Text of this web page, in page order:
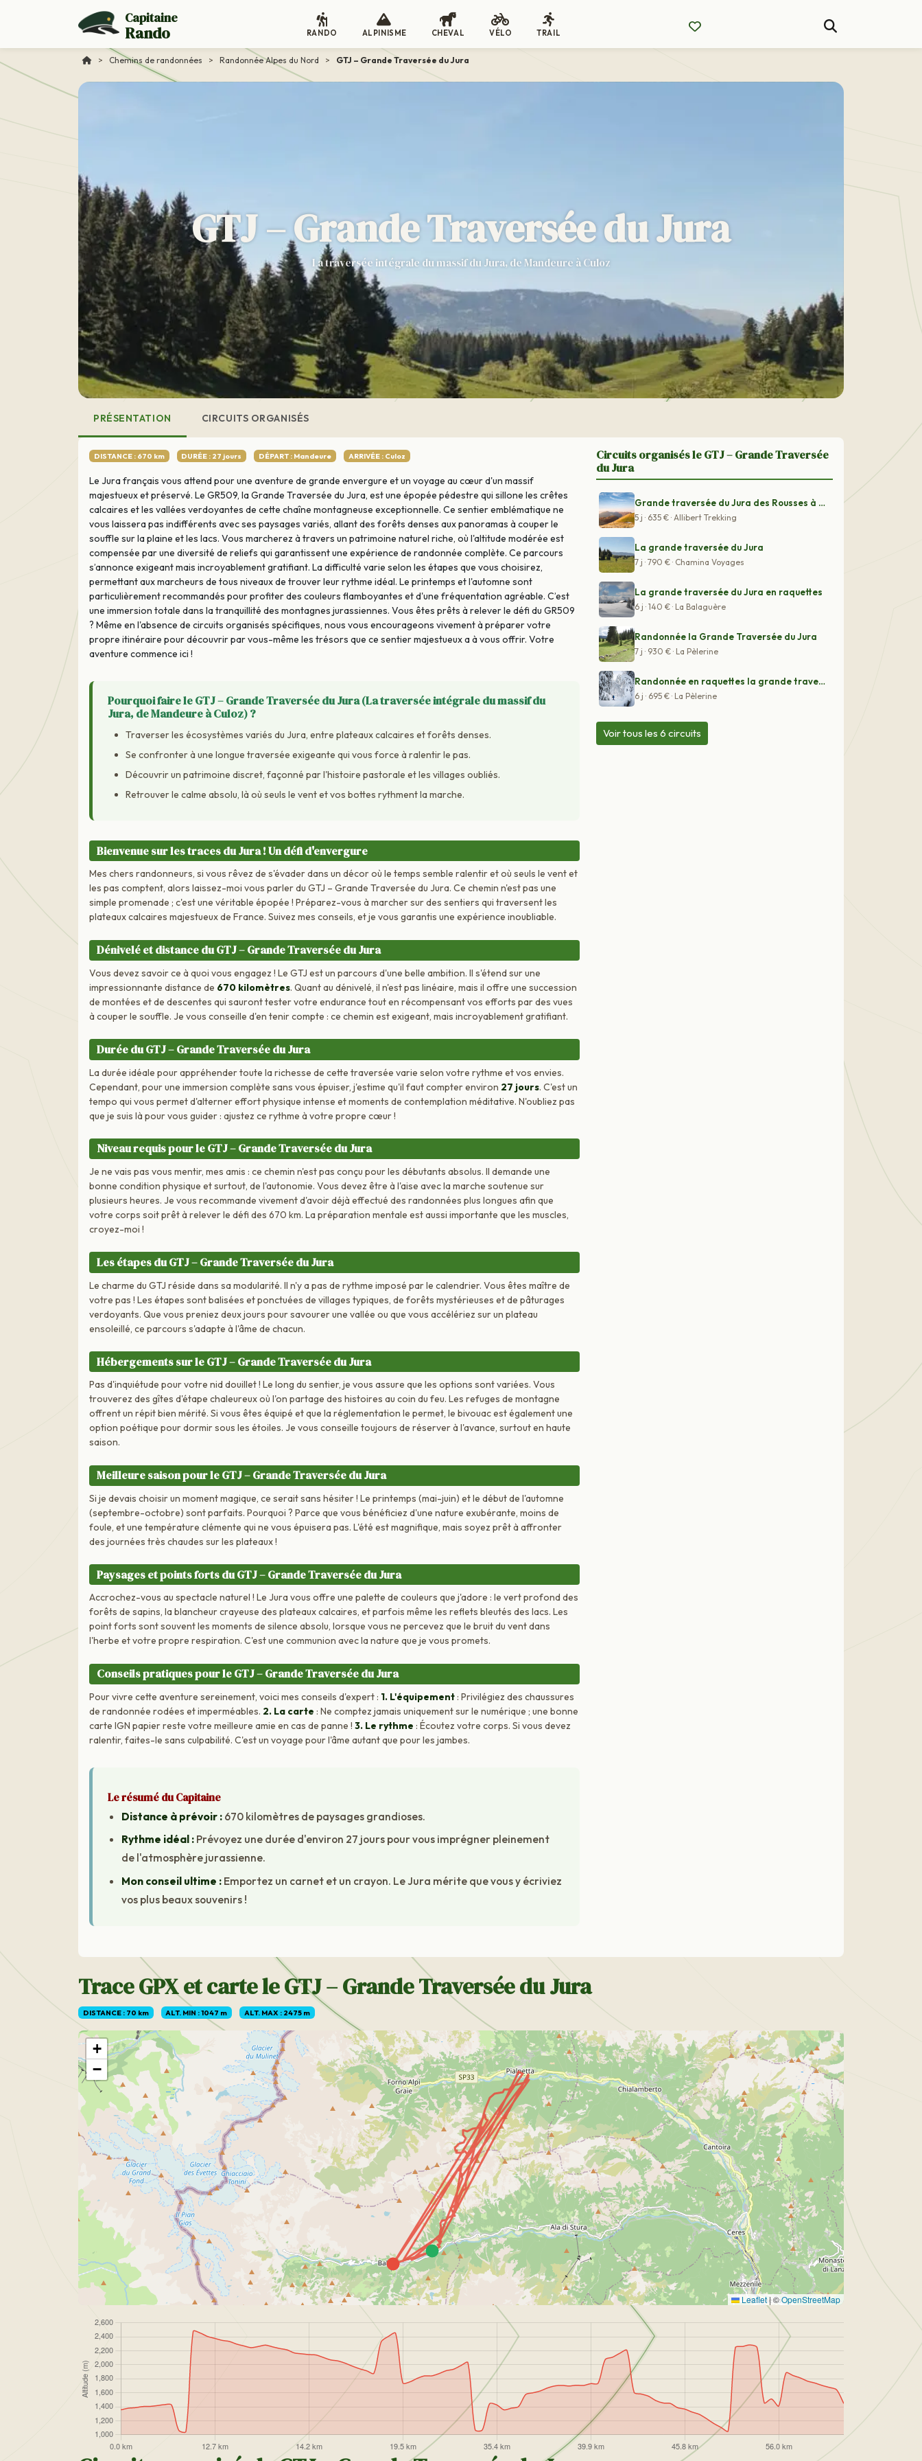
Capitaine
Rando RANDO ALPINISME CHEVAL VÉLO TRAIL
> Chemins de randonnées > Randonnée Alpes du Nord > GTJ – Grande Traversée du Jura
GTJ – Grande Traversée du Jura
La traversée intégrale du massif du Jura, de Mandeure à Culoz
PRÉSENTATION CIRCUITS ORGANISÉS
DISTANCE : 670 km DURÉE : 27 jours DÉPART : Mandeure ARRIVÉE : Culoz
Le Jura français vous attend pour une aventure de grande envergure et un voyage au cœur d'un massif
majestueux et préservé. Le GR509, la Grande Traversée du Jura, est une épopée pédestre qui sillone les crêtes
calcaires et les vallées verdoyantes de cette chaîne montagneuse exceptionnelle. Ce sentier emblématique ne
vous laissera pas indifférents avec ses paysages variés, allant des forêts denses aux panoramas à couper le
souffle sur la plaine et les lacs. Vous marcherez à travers un patrimoine naturel riche, où l'altitude modérée est
compensée par une diversité de reliefs qui garantissent une expérience de randonnée complète. Ce parcours
s’annonce exigeant mais incroyablement gratifiant. La difficulté varie selon les étapes que vous choisirez,
permettant aux marcheurs de tous niveaux de trouver leur rythme idéal. Le printemps et l'automne sont
particulièrement recommandés pour profiter des couleurs flamboyantes et d'une fréquentation agréable. C’est
une immersion totale dans la tranquillité des montagnes jurassiennes. Vous êtes prêts à relever le défi du GR509
? Même en l'absence de circuits organisés spécifiques, nous vous encourageons vivement à préparer votre
propre itinéraire pour découvrir par vous-même les trésors que ce sentier majestueux a à vous offrir. Votre
aventure commence ici !
Pourquoi faire le GTJ – Grande Traversée du Jura (La traversée intégrale du massif du
Jura, de Mandeure à Culoz) ?
Traverser les écosystèmes variés du Jura, entre plateaux calcaires et forêts denses.
Se confronter à une longue traversée exigeante qui vous force à ralentir le pas.
Découvrir un patrimoine discret, façonné par l'histoire pastorale et les villages oubliés.
Retrouver le calme absolu, là où seuls le vent et vos bottes rythment la marche.
Bienvenue sur les traces du Jura ! Un défi d'envergure
Mes chers randonneurs, si vous rêvez de s'évader dans un décor où le temps semble ralentir et où seuls le vent et
les pas comptent, alors laissez-moi vous parler du GTJ – Grande Traversée du Jura. Ce chemin n'est pas une
simple promenade ; c'est une véritable épopée ! Préparez-vous à marcher sur des sentiers qui traversent les
plateaux calcaires majestueux de France. Suivez mes conseils, et je vous garantis une expérience inoubliable.
Dénivelé et distance du GTJ – Grande Traversée du Jura
Vous devez savoir ce à quoi vous engagez ! Le GTJ est un parcours d'une belle ambition. Il s'étend sur une
impressionnante distance de 670 kilomètres. Quant au dénivelé, il n'est pas linéaire, mais il offre une succession
de montées et de descentes qui sauront tester votre endurance tout en récompensant vos efforts par des vues
à couper le souffle. Je vous conseille d'en tenir compte : ce chemin est exigeant, mais incroyablement gratifiant.
Durée du GTJ – Grande Traversée du Jura
La durée idéale pour appréhender toute la richesse de cette traversée varie selon votre rythme et vos envies.
Cependant, pour une immersion complète sans vous épuiser, j'estime qu'il faut compter environ 27 jours. C'est un
tempo qui vous permet d'alterner effort physique intense et moments de contemplation méditative. N'oubliez pas
que je suis là pour vous guider : ajustez ce rythme à votre propre cœur !
Niveau requis pour le GTJ – Grande Traversée du Jura
Je ne vais pas vous mentir, mes amis : ce chemin n'est pas conçu pour les débutants absolus. Il demande une
bonne condition physique et surtout, de l'autonomie. Vous devez être à l'aise avec la marche soutenue sur
plusieurs heures. Je vous recommande vivement d'avoir déjà effectué des randonnées plus longues afin que
votre corps soit prêt à relever le défi des 670 km. La préparation mentale est aussi importante que les muscles,
croyez-moi !
Les étapes du GTJ – Grande Traversée du Jura
Le charme du GTJ réside dans sa modularité. Il n'y a pas de rythme imposé par le calendrier. Vous êtes maître de
votre pas ! Les étapes sont balisées et ponctuées de villages typiques, de forêts mystérieuses et de pâturages
verdoyants. Que vous preniez deux jours pour savourer une vallée ou que vous accélériez sur un plateau
ensoleillé, ce parcours s'adapte à l'âme de chacun.
Hébergements sur le GTJ – Grande Traversée du Jura
Pas d'inquiétude pour votre nid douillet ! Le long du sentier, je vous assure que les options sont variées. Vous
trouverez des gîtes d'étape chaleureux où l'on partage des histoires au coin du feu. Les refuges de montagne
offrent un répit bien mérité. Si vous êtes équipé et que la réglementation le permet, le bivouac est également une
option poétique pour dormir sous les étoiles. Je vous conseille toujours de réserver à l'avance, surtout en haute
saison.
Meilleure saison pour le GTJ – Grande Traversée du Jura
Si je devais choisir un moment magique, ce serait sans hésiter ! Le printemps (mai-juin) et le début de l'automne
(septembre-octobre) sont parfaits. Pourquoi ? Parce que vous bénéficiez d'une nature exubérante, moins de
foule, et une température clémente qui ne vous épuisera pas. L'été est magnifique, mais soyez prêt à affronter
des journées très chaudes sur les plateaux !
Paysages et points forts du GTJ – Grande Traversée du Jura
Accrochez-vous au spectacle naturel ! Le Jura vous offre une palette de couleurs que j'adore : le vert profond des
forêts de sapins, la blancheur crayeuse des plateaux calcaires, et parfois même les reflets bleutés des lacs. Les
point forts sont souvent les moments de silence absolu, lorsque vous ne percevez que le bruit du vent dans
l'herbe et votre propre respiration. C'est une communion avec la nature que je vous promets.
Conseils pratiques pour le GTJ – Grande Traversée du Jura
Pour vivre cette aventure sereinement, voici mes conseils d'expert : 1. L'équipement : Privilégiez des chaussures
de randonnée rodées et imperméables. 2. La carte : Ne comptez jamais uniquement sur le numérique ; une bonne
carte IGN papier reste votre meilleure amie en cas de panne ! 3. Le rythme : Écoutez votre corps. Si vous devez
ralentir, faites-le sans culpabilité. C'est un voyage pour l'âme autant que pour les jambes.
Le résumé du Capitaine
Distance à prévoir :670 kilomètres de paysages grandioses.
Rythme idéal :Prévoyez une durée d'environ 27 jours pour vous imprégner pleinement
de l'atmosphère jurassienne.
Mon conseil ultime :Emportez un carnet et un crayon. Le Jura mérite que vous y écriviez
vos plus beaux souvenirs !
Circuits organisés le GTJ – Grande Traversée
du Jura
Grande traversée du Jura des Rousses à Bellegarde
5 j · 635 € · Allibert Trekking
La grande traversée du Jura
7 j · 790 € · Chamina Voyages
La grande traversée du Jura en raquettes
6 j · 140 € · La Balaguère
Randonnée la Grande Traversée du Jura
7 j · 930 € · La Pèlerine
Randonnée en raquettes la grande traversée du Jura de L
6 j · 695 € · La Pèlerine
Voir tous les 6 circuits
Trace GPX et carte le GTJ – Grande Traversée du Jura
DISTANCE : 70 km ALT. MIN : 1047 m ALT. MAX : 2475 m
+
−
Leaflet|©OpenStreetMap